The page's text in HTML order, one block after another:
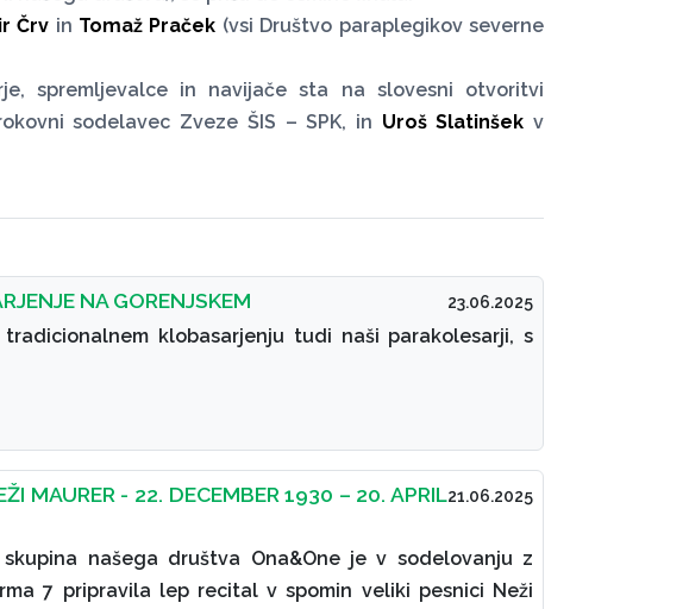
Črv in Tomaž Praček (vsi Društvo paraplegikov severne
spremljevalce in navijače sta na slovesni otvoritvi
sodelavec Zveze ŠIS – SPK, in Uroš Slatinšekv
23.06.2025
NA GORENJSKEM
tradicionalnem klobasarjenju tudi naši parakolesarji, s
21.06.2025
MAURER - 22. DECEMBER 1930 – 20. APRIL
skupina našega društva Ona&One je v sodelovanju z
7 pripravila lep recital v spomin veliki pesnici Neži